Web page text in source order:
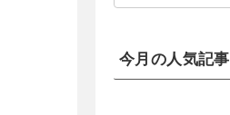
今月の人気記事